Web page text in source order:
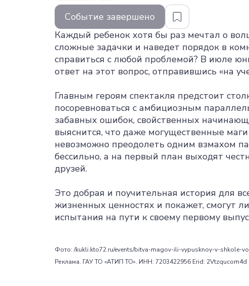
Событие завершено
Каждый ребенок хотя бы раз мечтал о
сложные задачки и наведет порядок в
справиться с любой проблемой? В июле
ответ на этот вопрос, отправившись «на
Главным героям спектакля предстоит
посоревноваться с амбициозным
забавных ошибок, свойственных
выяснится, что даже могущественные
невозможно преодолеть одним взмахом
бессильно, а на первый план выходят
друзей.
Это добрая и поучительная история для
жизненных ценностях и покажет, смогут
испытания на пути к своему первому
Фото: /kukli.kto72.ru/events/bitva-magov-ili-vypusknoy-v-shkole-
Реклама. ГАУ ТО «АТИП ТО». ИНН: 7203422956 Erid: 2Vtzqucom4d